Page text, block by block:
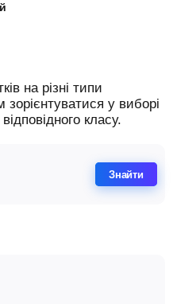
у виборі
класу.
Знайти